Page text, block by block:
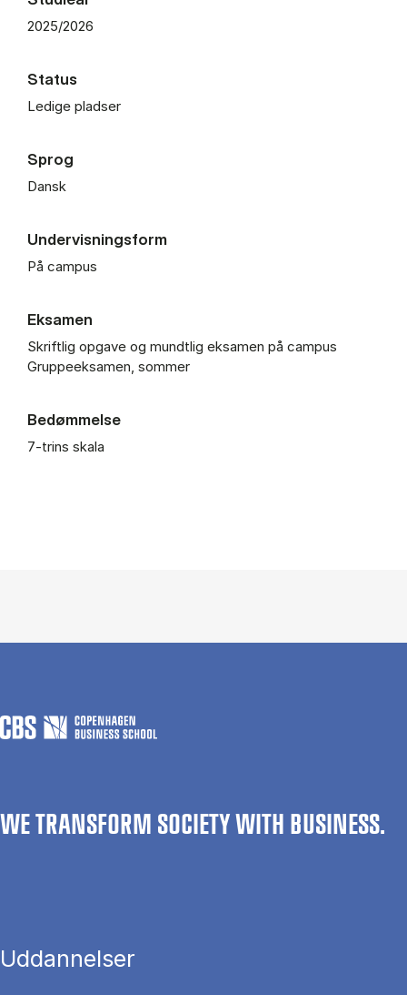
2025/2026
Status
Ledige pladser
Sprog
Dansk
Undervisningsform
På campus
Eksamen
Skriftlig opgave og mundtlig eksamen på campus
Gruppeeksamen, sommer
Bedømmelse
7-trins skala
WE TRANSFORM SOCIETY WITH BUSINESS.
Uddannelser